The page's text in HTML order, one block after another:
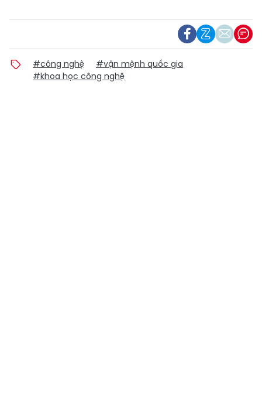
#công nghệ
#vận mệnh quốc gia
#khoa học công nghệ